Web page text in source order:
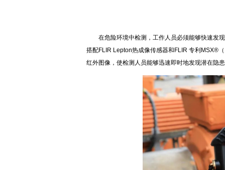
在危险环境中检测，工作人员必须能够快速发现
搭配FLIR Lepton热成像传感器和FLIR 专利MSX®
红外图像，使检测人员能够迅速即时地发现潜在隐